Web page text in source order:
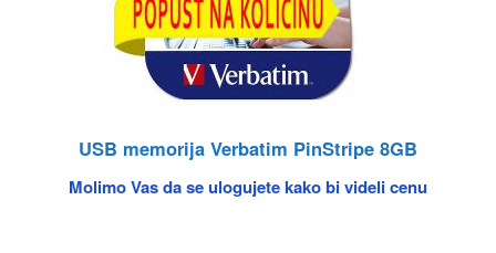
USB memorija Verbatim PinStripe 8GB
Molimo Vas da se ulogujete kako bi videli cenu